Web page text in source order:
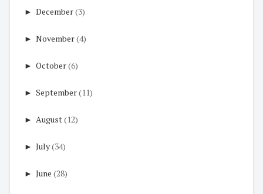
► December(3)
► November(4)
► October(6)
► September(11)
► August(12)
► July(34)
► June (28)